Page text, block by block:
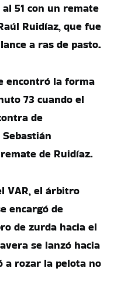
51 con un remate
Ruidíaz, que fue
a ras de pasto.
encontró la forma
73 cuando el
de
de Ruidíaz.
VAR, el árbitro
encargó de
de zurda hacia el
se lanzó hacia
a rozar la pelota no